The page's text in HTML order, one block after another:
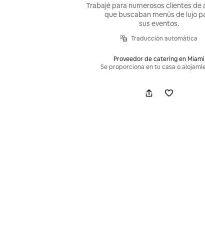
Trabajé para numerosos clientes de
que buscaban menús de lujo
sus eventos.
Traducción automática
Proveedor de catering en Miami
Se proporciona en tu casa o